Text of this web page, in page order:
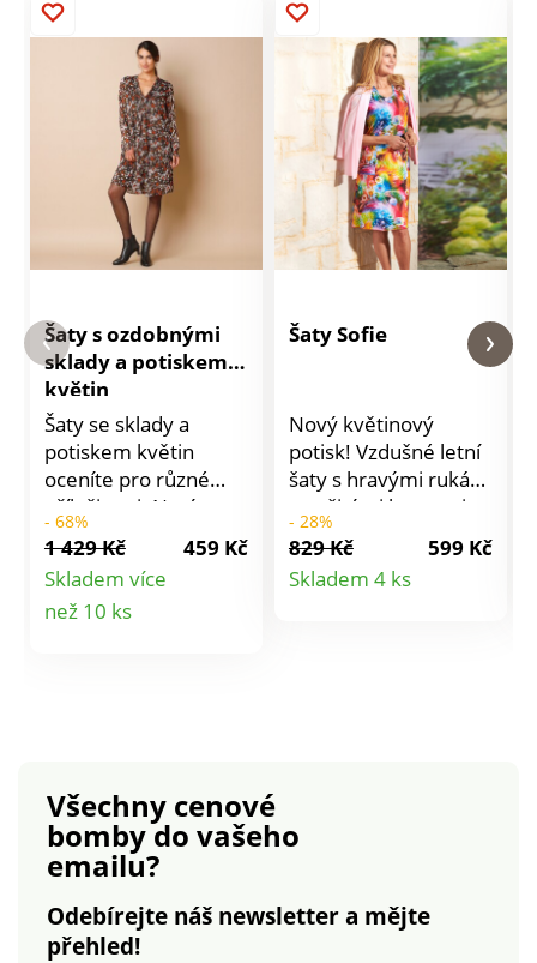
Šaty s ozdobnými
sklady a potiskem
květin
Šaty se sklady a
potiskem květin
oceníte pro různé
příležitosti. Navíc v
lichotivém střihu a s
volánovými detaily,
zdůrazní Vaši
ženskost. Vpředu
manžetami, které
tvoří volán. Rozšířený
střih. Vzdušný
prát v pračce.
- 68%
1 429 Kč
459 Kč
Skladem více
než 10 ks
Šaty Sofie
Nový květinový
potisk! Vzdušné letní
šaty s hravými rukávy
a našitými kapsami -
lehké, ležérní a velmi
lichotivé.
- 28%
829 Kč
599 Kč
Skladem 4 ks
Detail
Všechny cenové
bombydo vašeho
emailu?
Odebírejte náš newsletter a mějte
přehled!